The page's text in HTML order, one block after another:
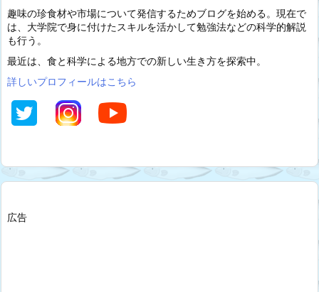
趣味の珍食材や市場について発信するためブログを始める。現在で
は、大学院で身に付けたスキルを活かして勉強法などの科学的解説
も行う。
最近は、食と科学による地方での新しい生き方を探索中。
詳しいプロフィールはこちら
広告